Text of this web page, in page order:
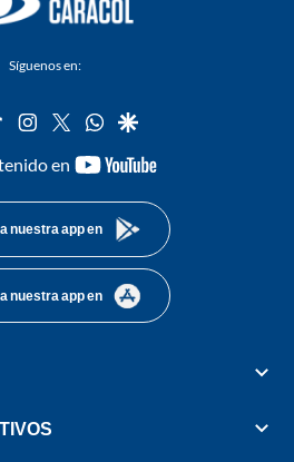
Síguenos en:
tiktok instagram
twitterwhatsapp
google
en
youtube-
nuestra app en
nuestra app en